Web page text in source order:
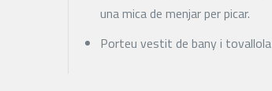
una mica de menjar per picar.
Porteu vestit de bany i